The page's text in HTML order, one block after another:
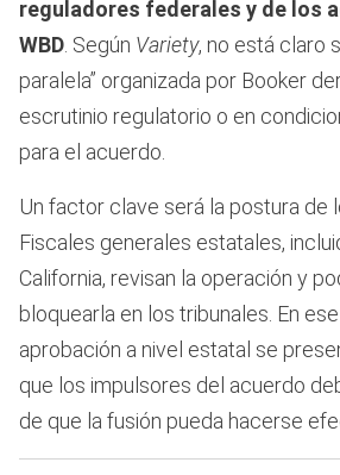
reguladores federales y de los
WBD . Según Variety, no está claro
paralela” organizada por Booker
escrutinio regulatorio o en
para el acuerdo.
Un factor clave será la postura de
Fiscales generales estatales,
California, revisan la operación y
bloquearla en los tribunales. En
aprobación a nivel estatal se
que los impulsores del acuerdo
de que la fusión pueda hacerse